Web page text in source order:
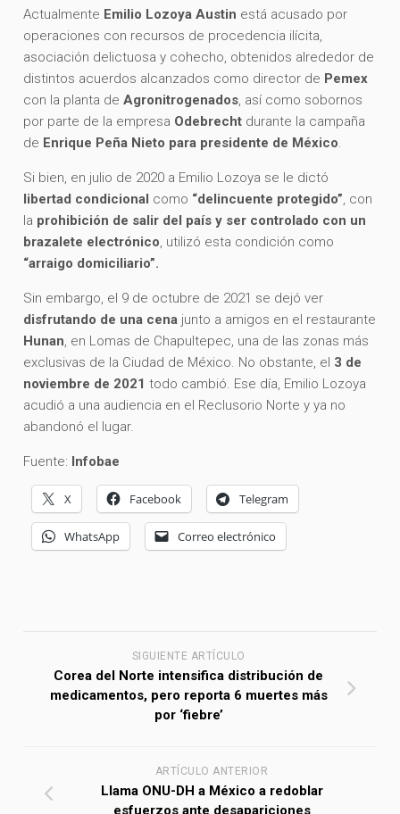
Actualmente Emilio Lozoya Austin está acusado por
operaciones con recursos de procedencia ilícita,
asociación delictuosa y cohecho, obtenidos alrededor de
distintos acuerdos alcanzados como director de Pemex
con la planta deAgronitrogenados, así como sobornos
por parte de la empresa Odebrecht durante la campaña
de Enrique Peña Nieto para presidente de México.
Si bien, en julio de 2020 a Emilio Lozoya se le dictó
libertad condicional como “delincuente protegido”, con
la prohibición de salir del país y ser controlado con un
brazalete electrónico, utilizó esta condición como
“arraigo domiciliario”.
Sin embargo, el 9 de octubre de 2021 se dejó ver
disfrutando de una cena junto a amigos en el restaurante
Hunan, en Lomas de Chapultepec, una de las zonas más
exclusivas de la Ciudad de México. No obstante, el 3 de
noviembre de 2021 todo cambió. Ese día, Emilio Lozoya
acudió a una audiencia en el Reclusorio Norte y ya no
abandonó el lugar.
Fuente: Infobae
X Facebook Telegram
WhatsApp Correo electrónico
SIGUIENTE ARTÍCULO
Corea del Norte intensifica distribución de
medicamentos, pero reporta 6 muertes más
por ‘fiebre’
ARTÍCULO ANTERIOR
Llama ONU-DH a México a redoblar
esfuerzos ante desapariciones